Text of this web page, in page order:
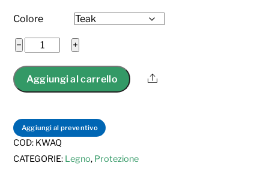
Colore
−
Kimiks
Aqua
quantità
+
Aggiungi al carrello Share
Aggiungi al preventivo
COD: KWAQ
CATEGORIE: Legno, Protezione